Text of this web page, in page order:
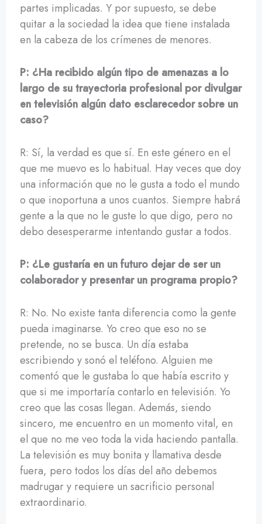
partes implicadas. Y por supuesto, se debe
quitar a la sociedad la idea que tiene instalada
en la cabeza de los crímenes de menores.
P: ¿Ha recibido algún tipo de amenazas a lo
largo de su trayectoria profesional por divulgar
en televisión algún dato esclarecedor sobre un
caso?
R: Sí, la verdad es que sí. En este género en el
que me muevo es lo habitual. Hay veces que doy
una información que no le gusta a todo el mundo
o que inoportuna a unos cuantos. Siempre habrá
gente a la que no le guste lo que digo, pero no
debo desesperarme intentando gustar a todos.
P: ¿Le gustaría en un futuro dejar de ser un
colaborador y presentar un programa propio?
R: No. No existe tanta diferencia como la gente
pueda imaginarse. Yo creo que eso no se
pretende, no se busca. Un día estaba
escribiendo y sonó el teléfono. Alguien me
comentó que le gustaba lo que había escrito y
que si me importaría contarlo en televisión. Yo
creo que las cosas llegan. Además, siendo
sincero, me encuentro en un momento vital, en
el que no me veo toda la vida haciendo pantalla.
La televisión es muy bonita y llamativa desde
fuera, pero todos los días del año debemos
madrugar y requiere un sacrificio personal
extraordinario.